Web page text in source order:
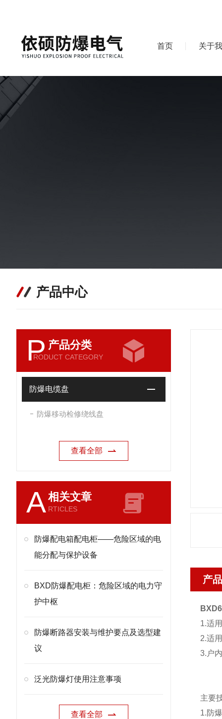
首页 关于
产品中心
P 产品分类
RODUCT CATEGORY
防爆电缆盘
防爆移动检修绕线盘
查看全部
A相关文章
RTICLES
防爆配电箱配电柜——危险区域的电
能分配与保护设备
BXD防爆配电柜：危险区域的电力守
护中枢
防爆断路器安装与维护要点及选型建
议
泛光防爆灯使用注意事项
查看全部
产
1.适
2.适
3.户
主要
1.防